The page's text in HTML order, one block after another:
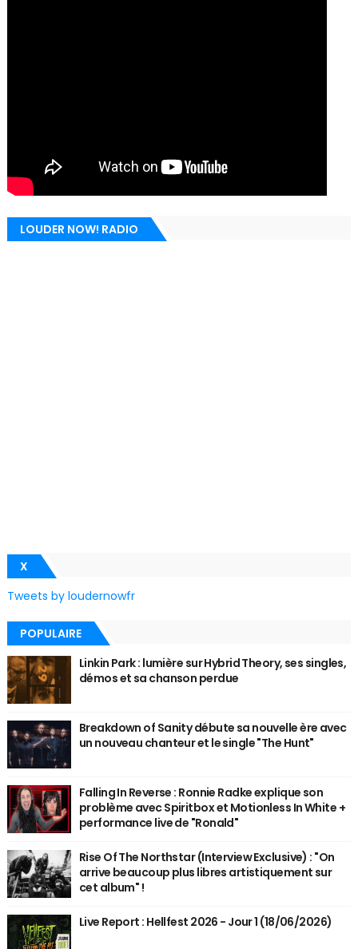
LOUDER NOW! RADIO
X
Tweets by loudernowfr
POPULAIRE
Linkin Park : lumière sur Hybrid Theory, ses singles,
démos et sa chanson perdue
Breakdown of Sanity débute sa nouvelle ère avec
un nouveau chanteur et le single "The Hunt"
Falling In Reverse : Ronnie Radke explique son
problème avec Spiritbox et Motionless In White +
performance live de "Ronald"
Rise Of The Northstar (Interview Exclusive) : "On
arrive beaucoup plus libres artistiquement sur
cet album" !
Live Report : Hellfest 2026 - Jour 1 (18/06/2026)